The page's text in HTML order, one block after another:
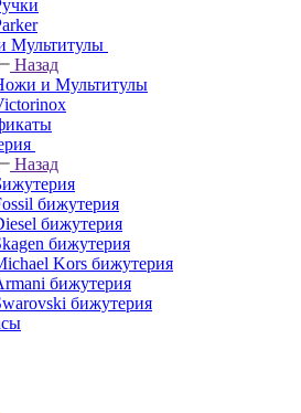
Мультитулы
Назад
и Мультитулы
Назад
бижутерия
бижутерия
бижутерия
Kors бижутерия
бижутерия
бижутерия